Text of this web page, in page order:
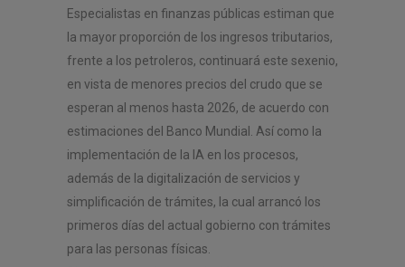
Especialistas en finanzas públicas estiman que
la mayor proporción de los ingresos tributarios,
frente a los petroleros, continuará este sexenio,
en vista de menores precios del crudo que se
esperan al menos hasta 2026, de acuerdo con
estimaciones del Banco Mundial. Así como la
implementación de la IA en los procesos,
además de la digitalización de servicios y
simplificación de trámites, la cual arrancó los
primeros días del actual gobierno con trámites
para las personas físicas.